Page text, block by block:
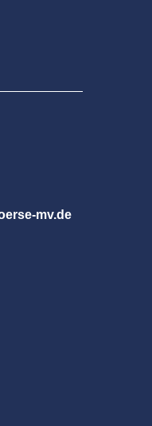
mv.de